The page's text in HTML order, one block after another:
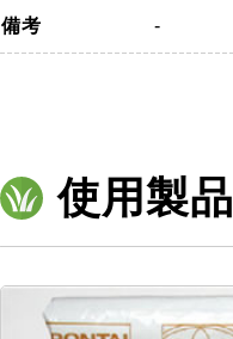
備考 -
使用製品